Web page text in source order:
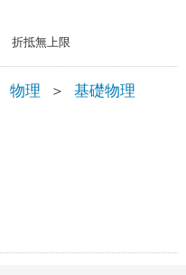
折抵無上限
物理 ＞ 基礎物理